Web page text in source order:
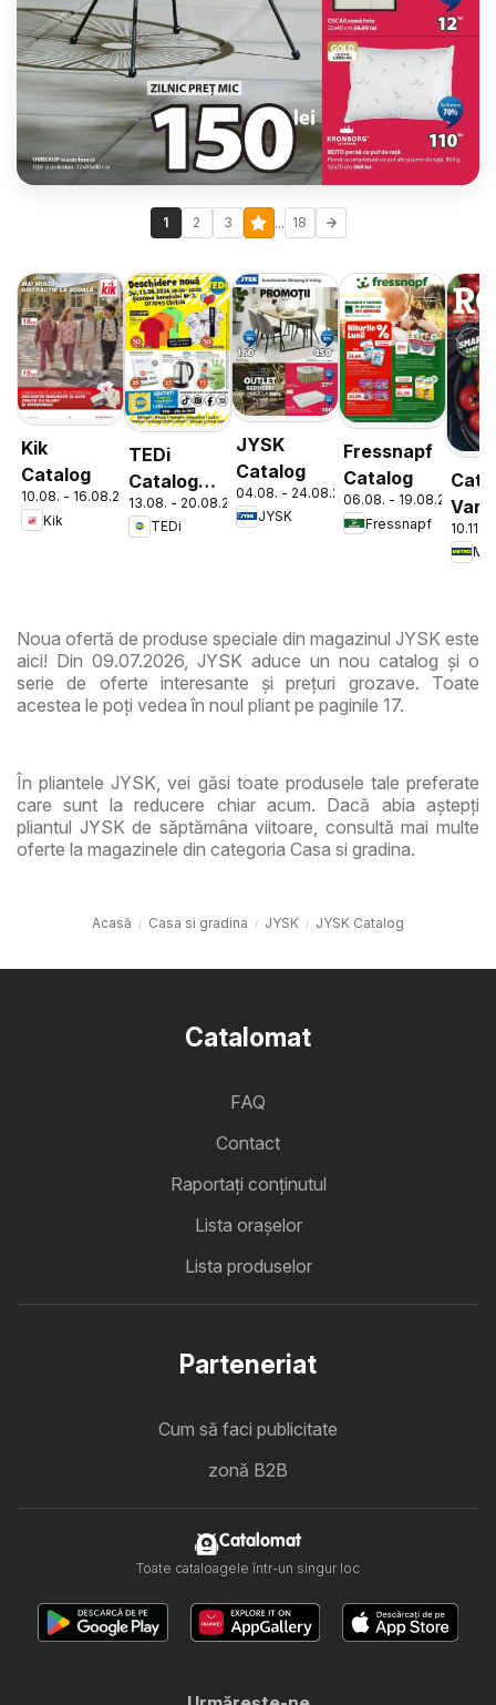
1 2 3 ... 18
Kik
Catalog
10.08. - 16.08.2026
Kik
TEDi
Catalog
Chitila
13.08. - 20.08.2026
TEDi
JYSK
Catalog
04.08. - 24.08.2026
JYSK
Fressnapf
Catalog
06.08. - 19.08.2026
Fressnapf
de
10.11.
Noua ofertă de produse speciale din magazinul JYSK este
aici! Din 09.07.2026, JYSK aduce un nou catalog și o
serie de oferte interesante și prețuri grozave. Toate
acestea le poți vedea în noul pliant pe paginile 17.
În pliantele JYSK, vei găsi toate produsele tale preferate
care sunt la reducere chiar acum. Dacă abia aștepți
pliantul JYSK de săptămâna viitoare, consultă mai multe
oferte la magazinele din categoria Casa si gradina.
Acasă Casa si gradina JYSK JYSK Catalog
Catalomat
FAQ
Contact
Raportați conținutul
Lista oraşelor
Lista produselor
Parteneriat
Cum să faci publicitate
zonă B2B
Catalomat
Toate cataloagele într-un singur loc